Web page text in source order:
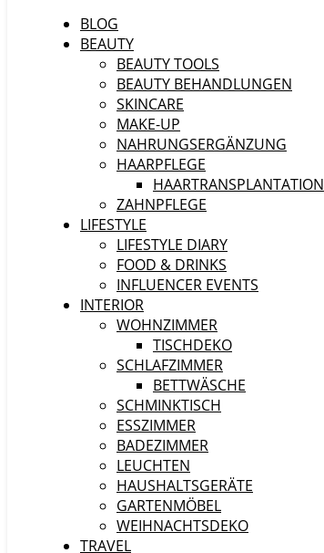
BLOG
BEAUTY
BEAUTY TOOLS
BEAUTY BEHANDLUNGEN
SKINCARE
MAKE-UP
NAHRUNGSERGÄNZUNG
HAARPFLEGE
HAARTRANSPLANTATION
ZAHNPFLEGE
LIFESTYLE
LIFESTYLE DIARY
FOOD & DRINKS
INFLUENCER EVENTS
INTERIOR
WOHNZIMMER
TISCHDEKO
SCHLAFZIMMER
BETTWÄSCHE
SCHMINKTISCH
ESSZIMMER
BADEZIMMER
LEUCHTEN
HAUSHALTSGERÄTE
GARTENMÖBEL
WEIHNACHTSDEKO
TRAVEL